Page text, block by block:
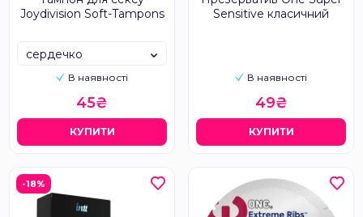
Joydivision Soft-Tampons
В наявності
сердечко
45₴
КУПИТИ
Sensitive класичний
В наявності
49₴
КУПИТИ
-18%